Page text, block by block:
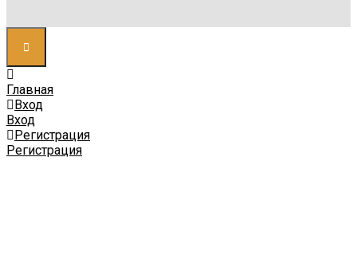
Главная
Вход
Вход
Регистрация
Регистрация